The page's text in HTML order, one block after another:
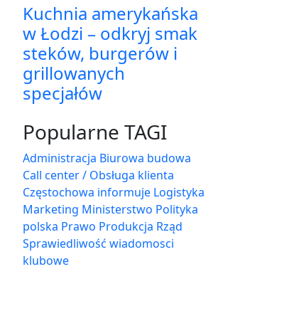
Kuchnia amerykańska
w Łodzi – odkryj smak
steków, burgerów i
grillowanych
specjałów
Popularne TAGI
Administracja Biurowa budowa
Call center / Obsługa klienta
Częstochowa informuje Logistyka
Marketing Ministerstwo Polityka
polska Prawo Produkcja Rząd
Sprawiedliwość wiadomosci
klubowe